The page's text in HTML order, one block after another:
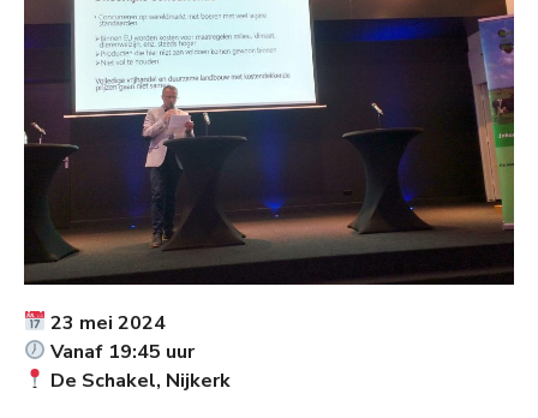
23 mei 2024
Vanaf 19:45 uur
De Schakel, Nijkerk